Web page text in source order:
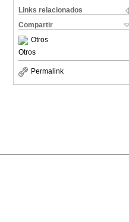
Links relacionados
Compartir
Otros
Otros
Permalink